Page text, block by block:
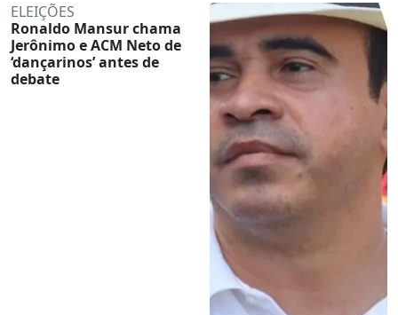
ELEIÇÕES
Ronaldo Mansur chama
Jerônimo e ACM Neto de
‘dançarinos’ antes de
debate